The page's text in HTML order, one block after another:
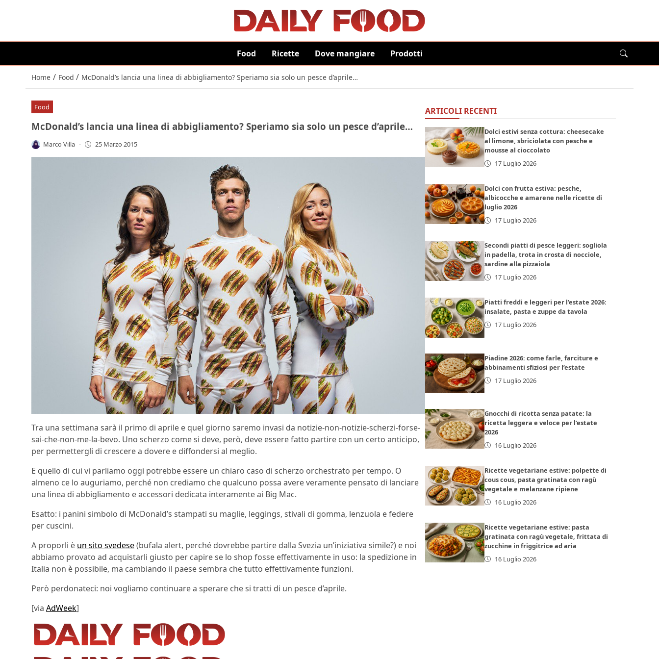
Food Ricette Dove mangiare Prodotti
Home / Food / McDonald’s lancia una linea di abbigliamento? Speriamo sia solo un pesce d’aprile…
Food
McDonald’s lancia una linea di abbigliamento? Speriamo sia solo un pesce d’aprile…
Marco Villa - 25 Marzo 2015
Tra una settimana sarà il primo di aprile e quel giorno saremo invasi da notizie-non-notizie-scherzi-forse-
sai-che-non-me-la-bevo. Uno scherzo come si deve, però, deve essere fatto partire con un certo anticipo,
per permettergli di crescere a dovere e diffondersi al meglio.
E quello di cui vi parliamo oggi potrebbe essere un chiaro caso di scherzo orchestrato per tempo. O
almeno ce lo auguriamo, perché non crediamo che qualcuno possa avere veramente pensato di lanciare
una linea di abbigliamento e accessori dedicata interamente ai Big Mac.
Esatto: i panini simbolo di McDonald’s stampati su maglie, leggings, stivali di gomma, lenzuola e federe
per cuscini.
A proporli è un sito svedese(bufala alert, perché dovrebbe partire dalla Svezia un’iniziativa simile?) e noi
abbiamo provato ad acquistarli giusto per capire se lo shop fosse effettivamente in uso: la spedizione in
Italia non è possibile, ma cambiando il paese sembra che tutto effettivamente funzioni.
Però perdonateci: noi vogliamo continuare a sperare che si tratti di un pesce d’aprile.
[via AdWeek]
ARTICOLI RECENTI
Dolci estivi senza cottura: cheesecake
al limone, sbriciolata con pesche e
mousse al cioccolato
17 Luglio 2026
Dolci con frutta estiva: pesche,
albicocche e amarene nelle ricette di
luglio 2026
17 Luglio 2026
Secondi piatti di pesce leggeri: sogliola
in padella, trota in crosta di nocciole,
sardine alla pizzaiola
17 Luglio 2026
Piatti freddi e leggeri per l’estate 2026:
insalate, pasta e zuppe da tavola
17 Luglio 2026
Piadine 2026: come farle, farciture e
abbinamenti sfiziosi per l’estate
17 Luglio 2026
Gnocchi di ricotta senza patate: la
ricetta leggera e veloce per l’estate
2026
16 Luglio 2026
Ricette vegetariane estive: polpette di
cous cous, pasta gratinata con ragù
vegetale e melanzane ripiene
16 Luglio 2026
Ricette vegetariane estive: pasta
gratinata con ragù vegetale, frittata di
zucchine in friggitrice ad aria
16 Luglio 2026